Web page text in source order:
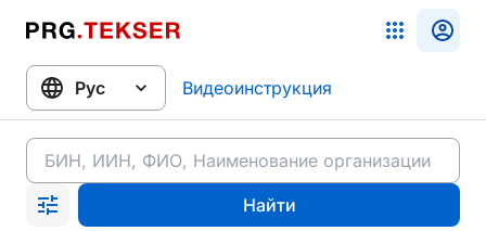
Видеоинструкция
Найти